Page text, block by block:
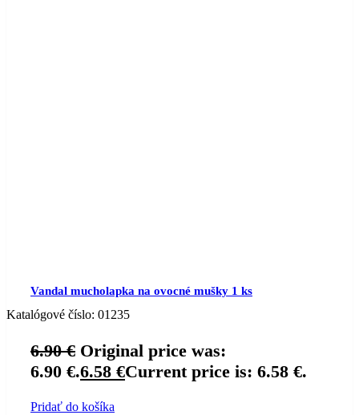
Vandal mucholapka na ovocné mušky 1 ks
Katalógové číslo: 01235
6.90€ Original price was:
6.90 €.6.58 €Current price is: 6.58 €.
Pridať do košíka